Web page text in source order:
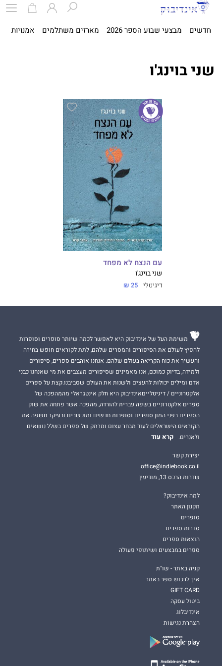
חדשים מבצעי שבוע הספר 2026 מארזים משתלמים אמנויות
שני בוינג'ו
עם הנצח לא מפחד
שני בוינג'ו
דיגיטלי 25 ₪
משימת העל של אינדיבוק היא לאפשר לכמה שיותר סופרים וסופרות
להפיץ לעולם את הסיפורים והמסרים שלהם, לתת לקוראים חופש בחירה
והעשיר את כוח הקריאה בעולם שלהם. אנחנו אוהבים ספרים, סיפורים
ולמידה, בדיוק כמוכם, אנו מאמינים שסיפורים מעצבים את מי שאנחנו כבני
אדם ומילים יכולות להעצים ולשנות את העולם שסביבנו.קצת על ספרים
אלקטרוניים / דיגיטלייםאינדיבוק היא חלק אינטגראלי מהמהפכה של
ספרים אלקטרוניים בשפה עברית להורדה, מהפכה אשר פתחה את שוק
הספרים בפני המון סופרים וסופרות חדשים ומוכשרים ובעיקר חשפה את
הקוראים הישראלים לעוד מבחר עצום ומרתק של ספרים בשלל נושאים
וז'אנרים.
קרא עוד
יצירת קשר
office@indiebook.co.il
שדרות הרכס 13, מודיעין
למה אינדיבוק?
תקנון האתר
סופרים
סדרות ספרים
הוצאות ספרים
ספרים במבצעים ושיתופי פעולה
קניה באתר - שו"ת
איך לרכוש ספר באתר
GIFT CARD
ביטול עסקה
אינדיבלוג
הצהרת נגישות